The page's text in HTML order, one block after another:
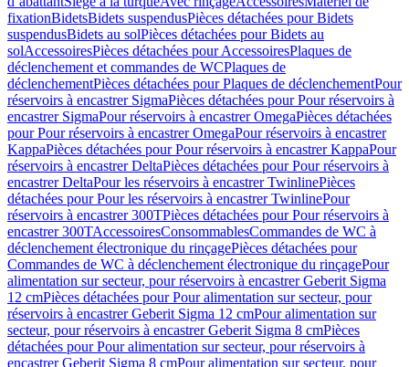
fixationBidetsBidets suspendusPièces détachées pour Bidets
suspendusBidets au solPièces détachées pour Bidets au
solAccessoiresPièces détachées pour AccessoiresPlaques de
déclenchement et commandes de WCPlaques de
déclenchementPièces détachées pour Plaques de déclenchementPour
réservoirs à encastrer SigmaPièces détachées pour Pour réservoirs à
encastrer SigmaPour réservoirs à encastrer OmegaPièces détachées
pour Pour réservoirs à encastrer OmegaPour réservoirs à encastrer
KappaPièces détachées pour Pour réservoirs à encastrer KappaPour
réservoirs à encastrer DeltaPièces détachées pour Pour réservoirs à
encastrer DeltaPour les réservoirs à encastrer TwinlinePièces
détachées pour Pour les réservoirs à encastrer TwinlinePour
réservoirs à encastrer 300TPièces détachées pour Pour réservoirs à
encastrer 300TAccessoiresConsommablesCommandes de WC à
déclenchement électronique du rinçagePièces détachées pour
Commandes de WC à déclenchement électronique du rinçagePour
alimentation sur secteur, pour réservoirs à encastrer Geberit Sigma
12 cmPièces détachées pour Pour alimentation sur secteur, pour
réservoirs à encastrer Geberit Sigma 12 cmPour alimentation sur
secteur, pour réservoirs à encastrer Geberit Sigma 8 cmPièces
détachées pour Pour alimentation sur secteur, pour réservoirs à
encastrer Geberit Sigma 8 cmPour alimentation sur secteur, pour